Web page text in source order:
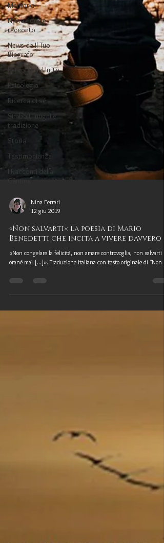
Memoria
Narrazione e
racconto
News da Il Tuo
Biografo
Percorsi del lutto
Psicologia
Ricerca di sé
Simboli, luoghi e
tradizione
Storia
Testimonianza
I Racconti della
Cantina
12 giu 2019
Benedetti che incita a vivere davvero
orané mai [...]». Traduzione italiana con testo originale di "Non s